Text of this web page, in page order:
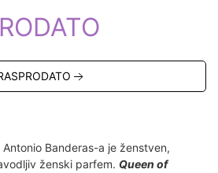
Antonio Banderas-a je ženstven,
ženski parfem. Queen of